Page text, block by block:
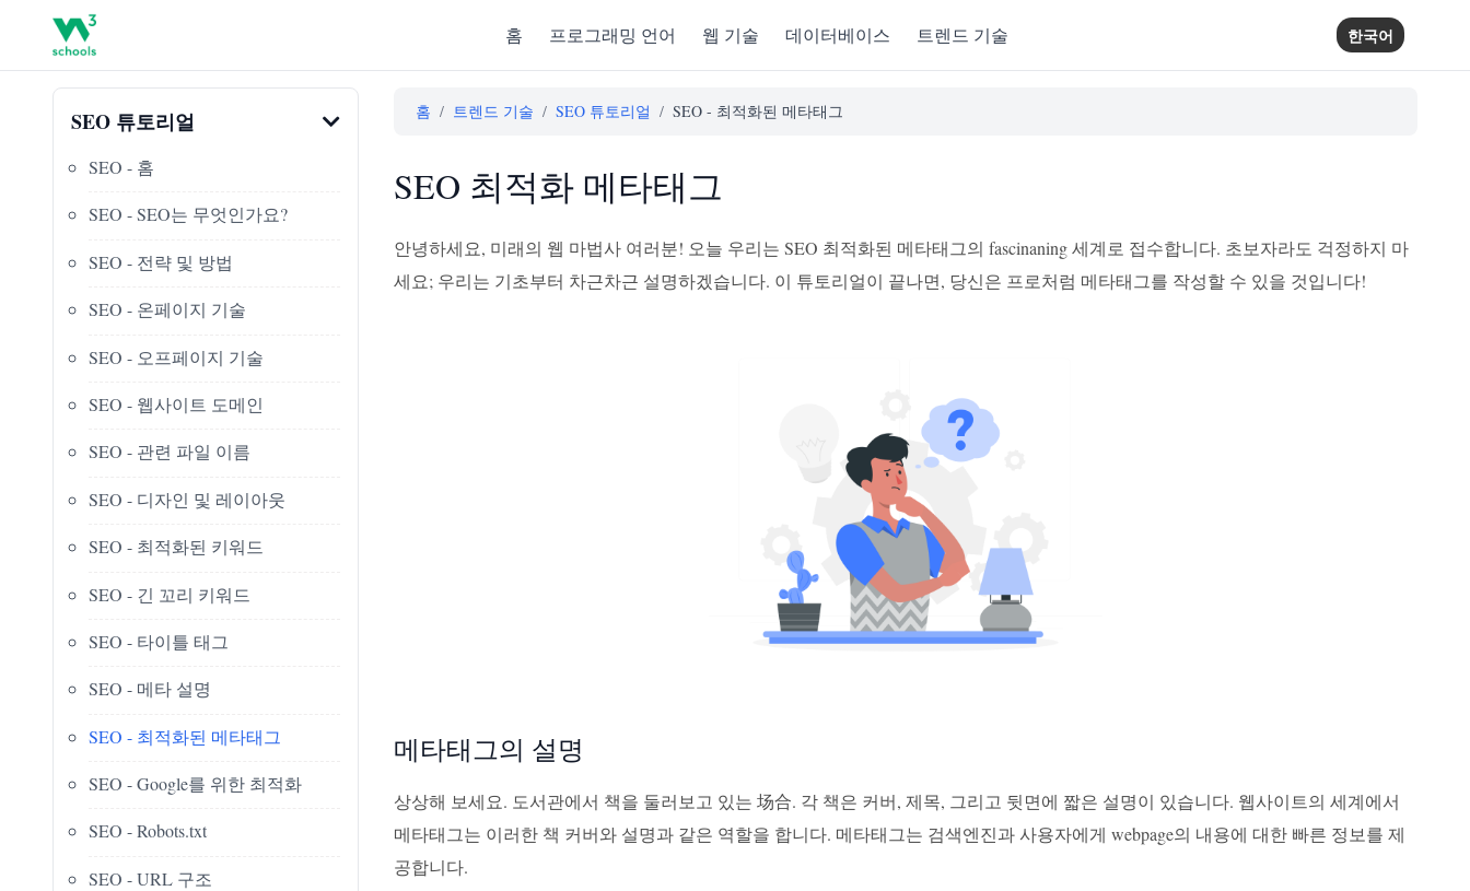
홈 프로그래밍 언어 웹 기술 데이터베이스 트렌드 기술 한국어
SEO 튜토리얼
SEO - 홈
SEO - SEO는 무엇인가요?
SEO - 전략 및 방법
SEO - 온페이지 기술
SEO - 오프페이지 기술
SEO - 웹사이트 도메인
SEO - 관련 파일 이름
SEO - 디자인 및 레이아웃
SEO - 최적화된 키워드
SEO - 긴 꼬리 키워드
SEO - 타이틀 태그
SEO - 메타 설명
SEO - 최적화된 메타태그
SEO - Google를 위한 최적화
SEO - Robots.txt
SEO - URL 구조
홈 / 트렌드 기술 / SEO 튜토리얼 / SEO - 최적화된 메타태그
SEO 최적화 메타태그
안녕하세요, 미래의 웹 마법사 여러분! 오늘 우리는 SEO 최적화된 메타태그의 fascinaning 세계로 접수합니다. 초보자라도 걱정하지 마
세요; 우리는 기초부터 차근차근 설명하겠습니다. 이 튜토리얼이 끝나면, 당신은 프로처럼 메타태그를 작성할 수 있을 것입니다!
메타태그의 설명
상상해 보세요. 도서관에서 책을 둘러보고 있는 场合. 각 책은 커버, 제목, 그리고 뒷면에 짧은 설명이 있습니다. 웹사이트의 세계에서
메타태그는 이러한 책 커버와 설명과 같은 역할을 합니다. 메타태그는 검색엔진과 사용자에게 webpage의 내용에 대한 빠른 정보를 제
공합니다.